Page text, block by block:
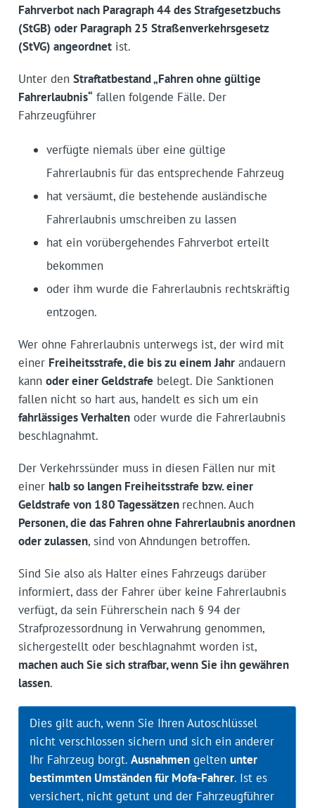
Fahrverbot nach Paragraph 44 des Strafgesetzbuchs
(StGB) oder Paragraph 25 Straßenverkehrsgesetz
(StVG) angeordnetist.
Unter den Straftatbestand „Fahren ohne gültige
Fahrerlaubnis“ fallen folgende Fälle. Der
Fahrzeugführer
verfügte niemals über eine gültige
Fahrerlaubnis für das entsprechende Fahrzeug
hat versäumt, die bestehende ausländische
Fahrerlaubnis umschreiben zu lassen
hat ein vorübergehendes Fahrverbot erteilt
bekommen
oder ihm wurde die Fahrerlaubnis rechtskräftig
entzogen.
Wer ohne Fahrerlaubnis unterwegs ist, der wird mit
einer Freiheitsstrafe, die bis zu einem Jahrandauern
kann oder einer Geldstrafe belegt. Die Sanktionen
fallen nicht so hart aus, handelt es sich um ein
fahrlässiges Verhaltenoder wurde die Fahrerlaubnis
beschlagnahmt.
Der Verkehrssünder muss in diesen Fällen nur mit
einer halb so langen Freiheitsstrafe bzw. einer
Geldstrafe von 180 Tagessätzen rechnen. Auch
Personen, die das Fahren ohne Fahrerlaubnis anordnen
oder zulassen, sind von Ahndungen betroffen.
Sind Sie also als Halter eines Fahrzeugs darüber
informiert, dass der Fahrer über keine Fahrerlaubnis
verfügt, da sein Führerschein nach § 94 der
Strafprozessordnung in Verwahrung genommen,
sichergestellt oder beschlagnahmt worden ist,
machen auch Sie sich strafbar, wenn Sie ihn gewähren
lassen.
Dies gilt auch, wenn Sie Ihren Autoschlüssel
nicht verschlossen sichern und sich ein anderer
Ihr Fahrzeug borgt. Ausnahmengelten unter
bestimmten Umständen für Mofa-Fahrer. Ist es
versichert, nicht getunt und der Fahrzeugführer